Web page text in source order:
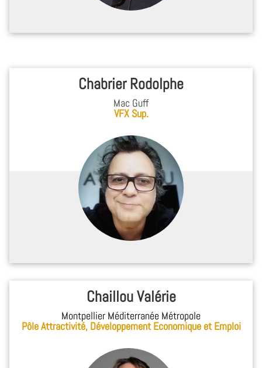
Chabrier Rodolphe
Mac Guff
VFX Sup.
Chaillou Valérie
Montpellier Méditerranée Métropole
Pôle Attractivité, Développement Economique et Emploi